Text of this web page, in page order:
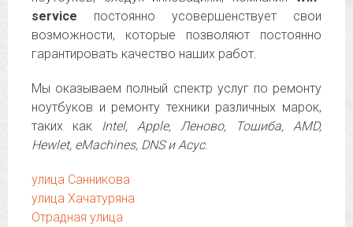
service постоянно усовершенствует свои
возможности, которые позволяют постоянно
гарантировать качество наших работ.
Мы оказываем полный спектр услуг по ремонту
ноутбуков и ремонту техники различных марок,
таких как Intel, Apple, Леново, Тошиба, AMD,
Hewlet, eMachines, DNS и Асус.
улица Санникова
улица Хачатуряна
Отрадная улица